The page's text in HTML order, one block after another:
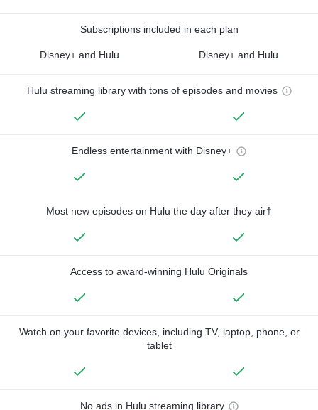
Subscriptions included in each plan
Disney+ and Hulu Disney+ and Hulu
Hulu streaming library with tons of episodes and movies
Endless entertainment with Disney+
Most new episodes on Hulu the day after they air†
Access to award-winning Hulu Originals
Watch on your favorite devices, including TV, laptop, phone, or
tablet
No ads in Hulu streaming library